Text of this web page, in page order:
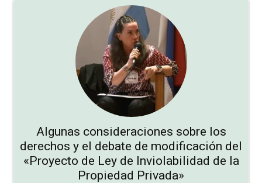
Algunas consideraciones sobre los
derechos y el debate de modificación del
«Proyecto de Ley de Inviolabilidad de la
Propiedad Privada»